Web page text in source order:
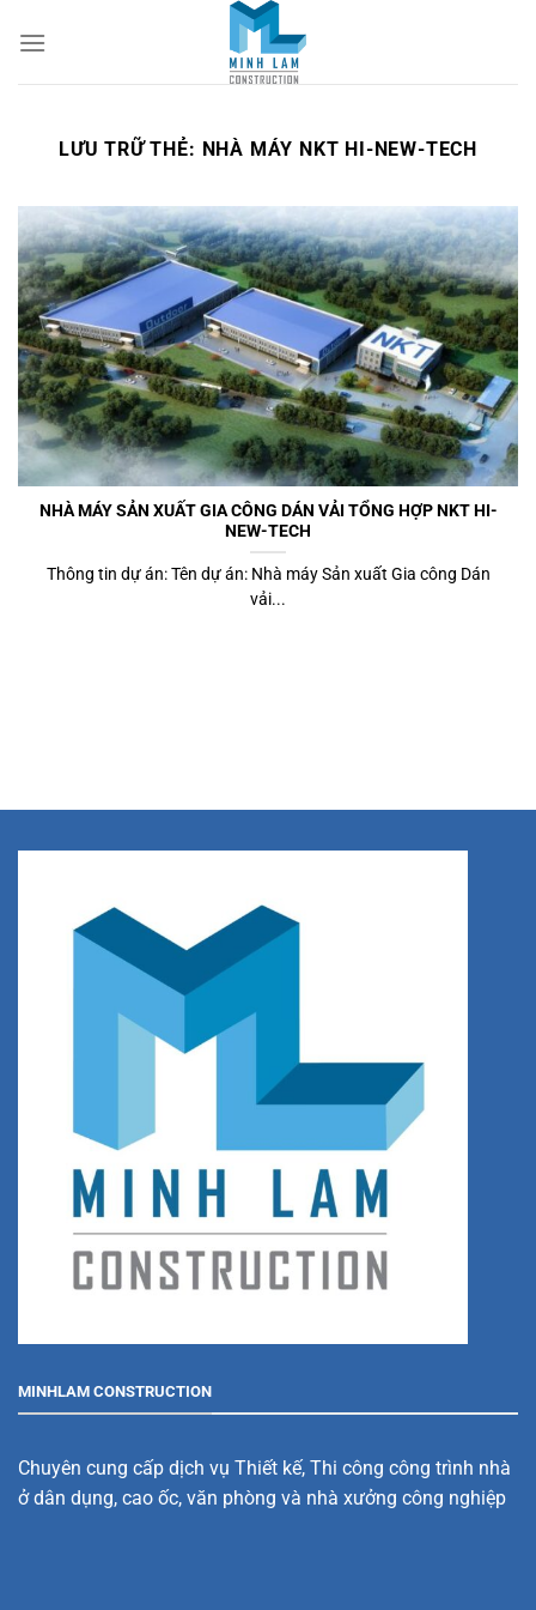
qua
LƯU TRỮ THẺ: NHÀ MÁY NKT HI-NEW-TECH
NHÀ MÁY SẢN XUẤT GIA CÔNG DÁN VẢI TỔNG HỢP NKT HI-
NEW-TECH
Thông tin dự án: Tên dự án: Nhà máy Sản xuất Gia công Dán
vải...
MINHLAM CONSTRUCTION
Chuyên cung cấp dịch vụ Thiết kế, Thi công công trình nhà
ở dân dụng, cao ốc, văn phòng và nhà xưởng công nghiệp